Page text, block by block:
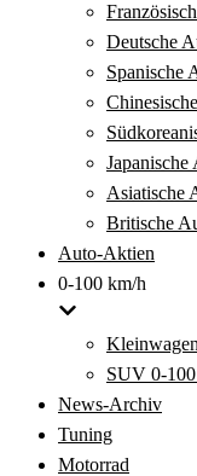
Deutsche
Spanische
Japanische
Asiatische
Britische
Auto-Aktien
0-100 km/h
SUV 0-
News-Archiv
Tuning
Motorrad